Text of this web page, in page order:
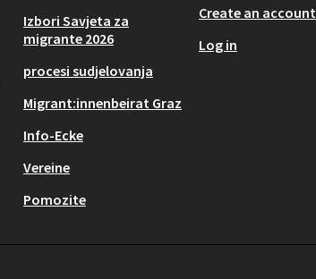
Izbori Savjeta za
migrante 2026
procesi sudjelovanja
Migrant:innenbeirat Graz
Info-Ecke
Vereine
Pomozite
Create an account
Log in